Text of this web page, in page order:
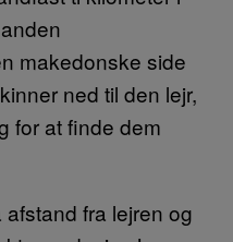
makedonske side
ned til den lejr,
for at finde dem
fra lejren og